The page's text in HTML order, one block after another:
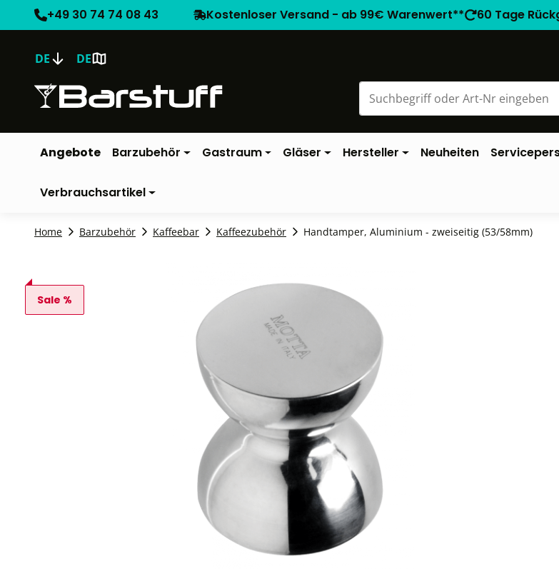
+49 30 74 74 08 43 Kostenloser Versand - ab 99€ Warenwert** 60 Tage
DE DE
Angebote Barzubehör Gastraum Gläser Hersteller Neuheiten
Verbrauchsartikel
Home Barzubehör Kaffeebar Kaffeezubehör Handtamper, Aluminium - zweiseitig (53/58mm)
Sale %